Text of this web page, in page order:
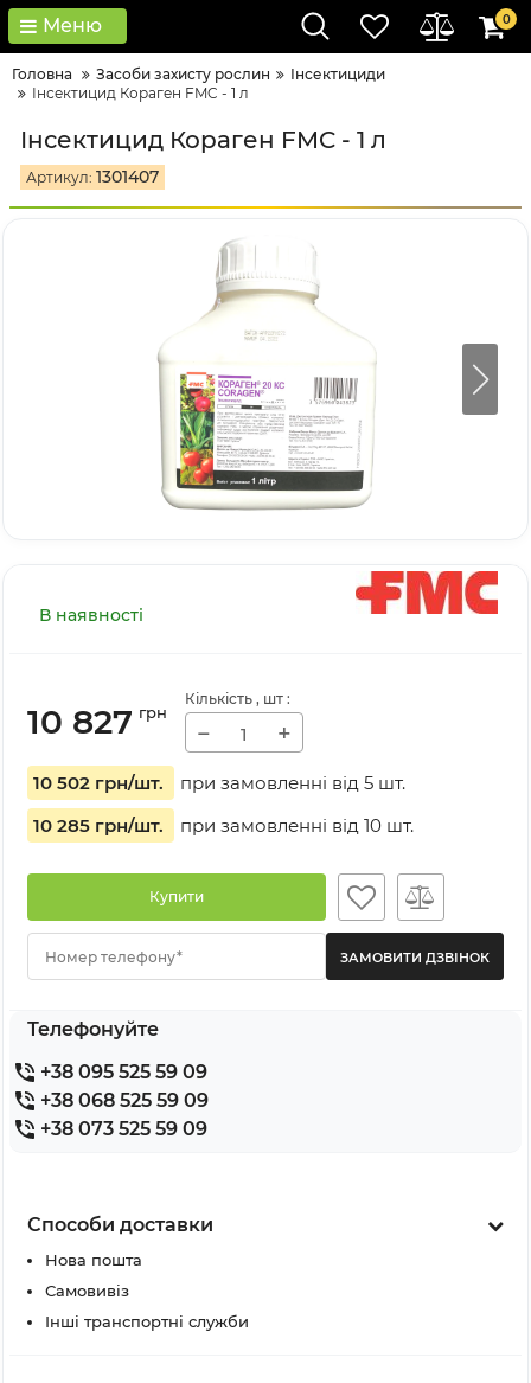
Меню 0
Головна Засоби захисту рослин
Інсектициди
Інсектицид Кораген FMC - 1 л
Інсектицид Кораген FMC - 1 л
Артикул: 1301407
В наявності
10 827 грн
Кількість , шт :
− +
10 502 грн/шт. при замовленні від 5 шт.
10 285 грн/шт. при замовленні від 10 шт.
Купити
Номер телефону*
Телефонуйте
+38 095 525 59 09
+38 068 525 59 09
+38 073 525 59 09
Способи доставки
Нова пошта
Самовивіз
Інші транспортні служби